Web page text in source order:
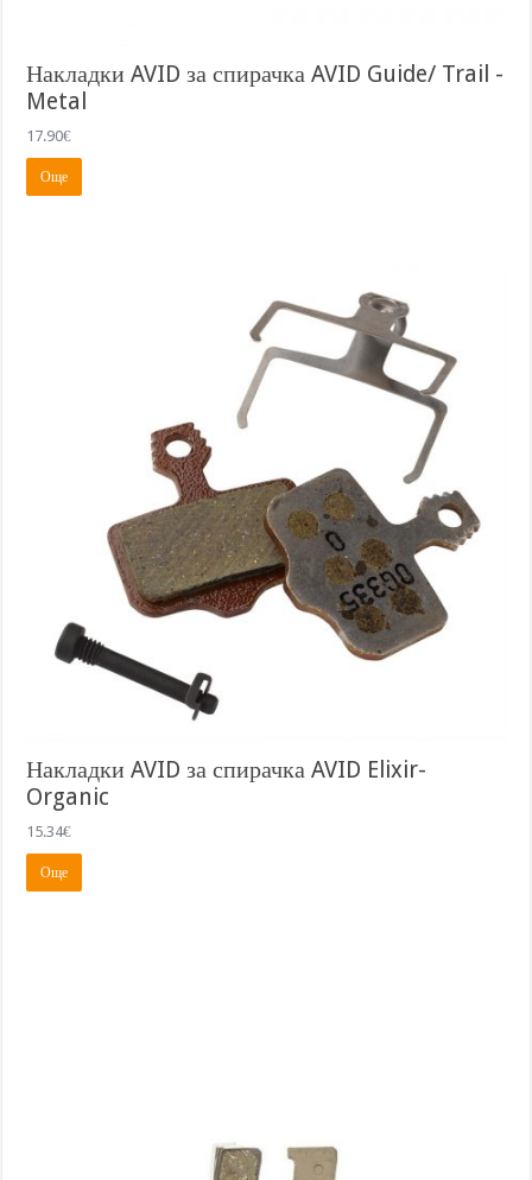
Накладки AVID за спирачка AVID Guide/ Trail -
Metal
17.90€
Още
Накладки AVID за спирачка AVID Elixir-
Organic
15.34€
Още